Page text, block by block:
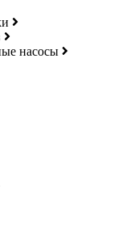
насосы